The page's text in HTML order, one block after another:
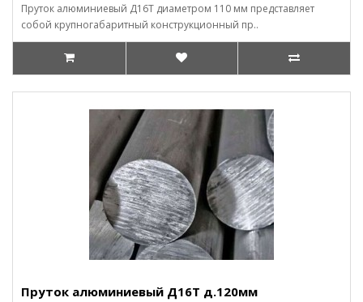
Пруток алюминиевый Д16Т диаметром 110 мм представляет
собой крупногабаритный конструкционный пр..
Пруток алюминиевый Д16Т д.120мм